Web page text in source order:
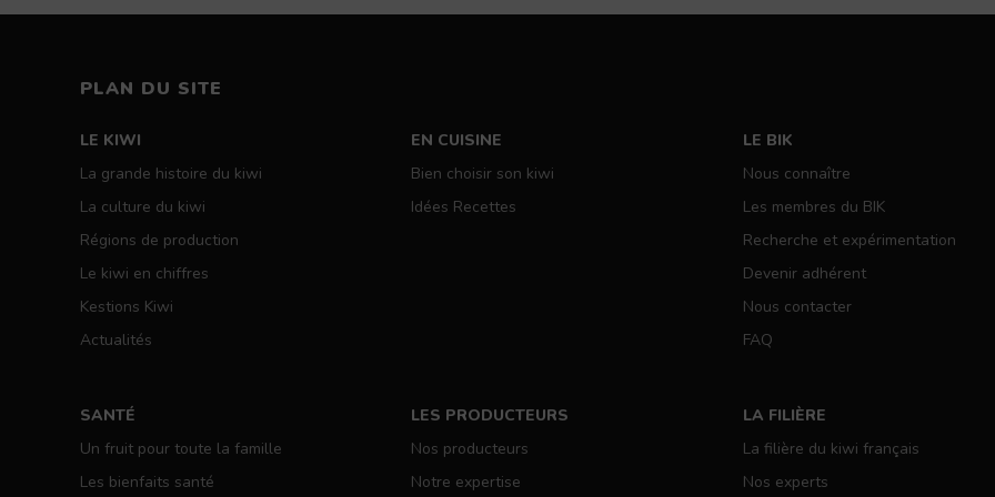
PLAN DU SITE
LE KIWI
La grande histoire du kiwi
La culture du kiwi
Régions de production
Le kiwi en chiffres
Kestions Kiwi
Actualités
SANTÉ
Un fruit pour toute la famille
Les bienfaits santé
EN CUISINE
Bien choisir son kiwi
Idées Recettes
LES PRODUCTEURS
Nos producteurs
Notre expertise
LE BIK
Nous connaître
Les membres du BIK
Recherche et expérimentation
Devenir adhérent
Nous contacter
FAQ
LA FILIÈRE
La filière du kiwi français
Nos experts